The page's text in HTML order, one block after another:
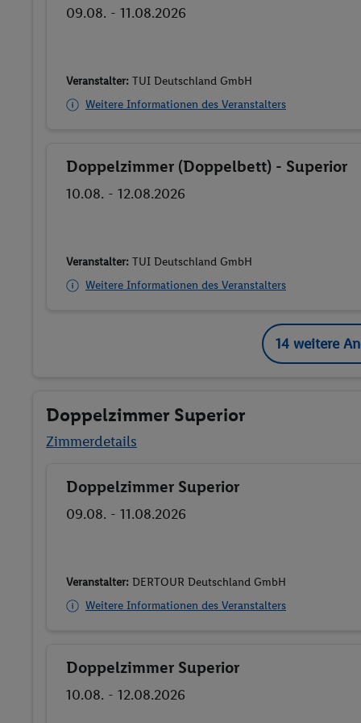
09.08. - 11.08.2026
Veranstalter: TUI Deutschland GmbH
Weitere Informationen des Veranstalters
Buchen
Doppelzimmer (Doppelbett) - Superior
10.08. - 12.08.2026
Veranstalter: TUI Deutschland GmbH
Weitere Informationen des Veranstalters
14 weitere
Doppelzimmer Superior
Zimmerdetails
Buchen
Doppelzimmer Superior
09.08. - 11.08.2026
Veranstalter: DERTOUR Deutschland GmbH
Weitere Informationen des Veranstalters
Buchen
Doppelzimmer Superior
10.08. - 12.08.2026